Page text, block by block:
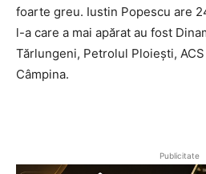
foarte greu. Iustin Popescu are
l-a care a mai apărat au fost
Tărlungeni, Petrolul Ploiești,
Câmpina.
Publicitate